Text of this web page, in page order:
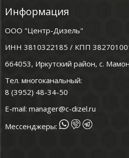
Информация
ООО "Центр-Дизель"
ИНН 3810322185 / КПП
664053, Иркутский район, с.
Тел. многоканальный:
8 (3952) 48-34-50
E-mail: manager@c-dizel.ru
Мессенджеры: